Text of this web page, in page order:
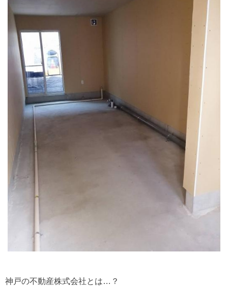
神戸の不動産株式会社とは…？